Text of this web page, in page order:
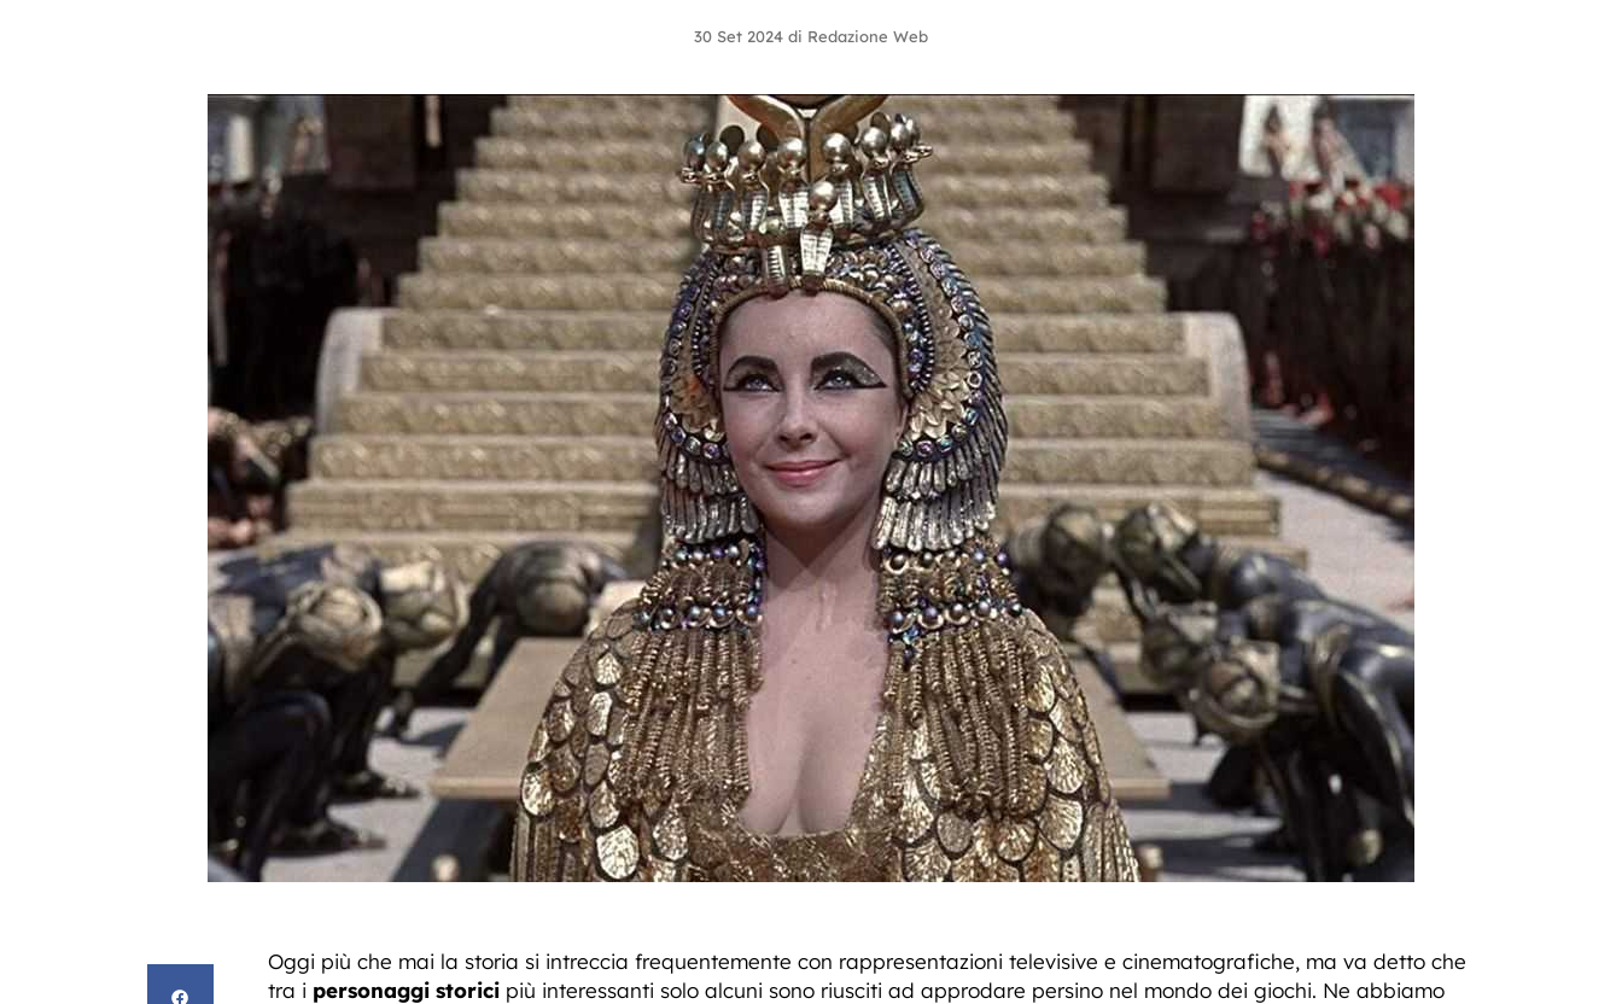
30 Set 2024 di Redazione Web
Oggi più che mai la storia si intreccia frequentemente con rappresentazioni televisive e cinematografiche, ma va detto che
tra i personaggi storici più interessanti solo alcuni sono riusciti ad approdare persino nel mondo dei giochi. Ne abbiamo